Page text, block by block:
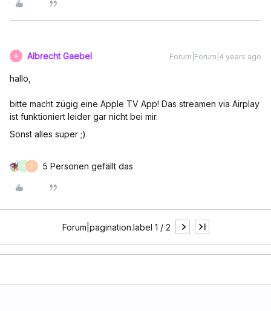
A Albrecht Gaebel Forum|Forum|4 years ago
hallo,
bitte macht zügig eine Apple TV App! Das streamen via Airplay
ist funktioniert leider gar nicht bei mir.
Sonst alles super ;)
A E 5 Personen gefällt das
Forum|pagination.label 1 / 2